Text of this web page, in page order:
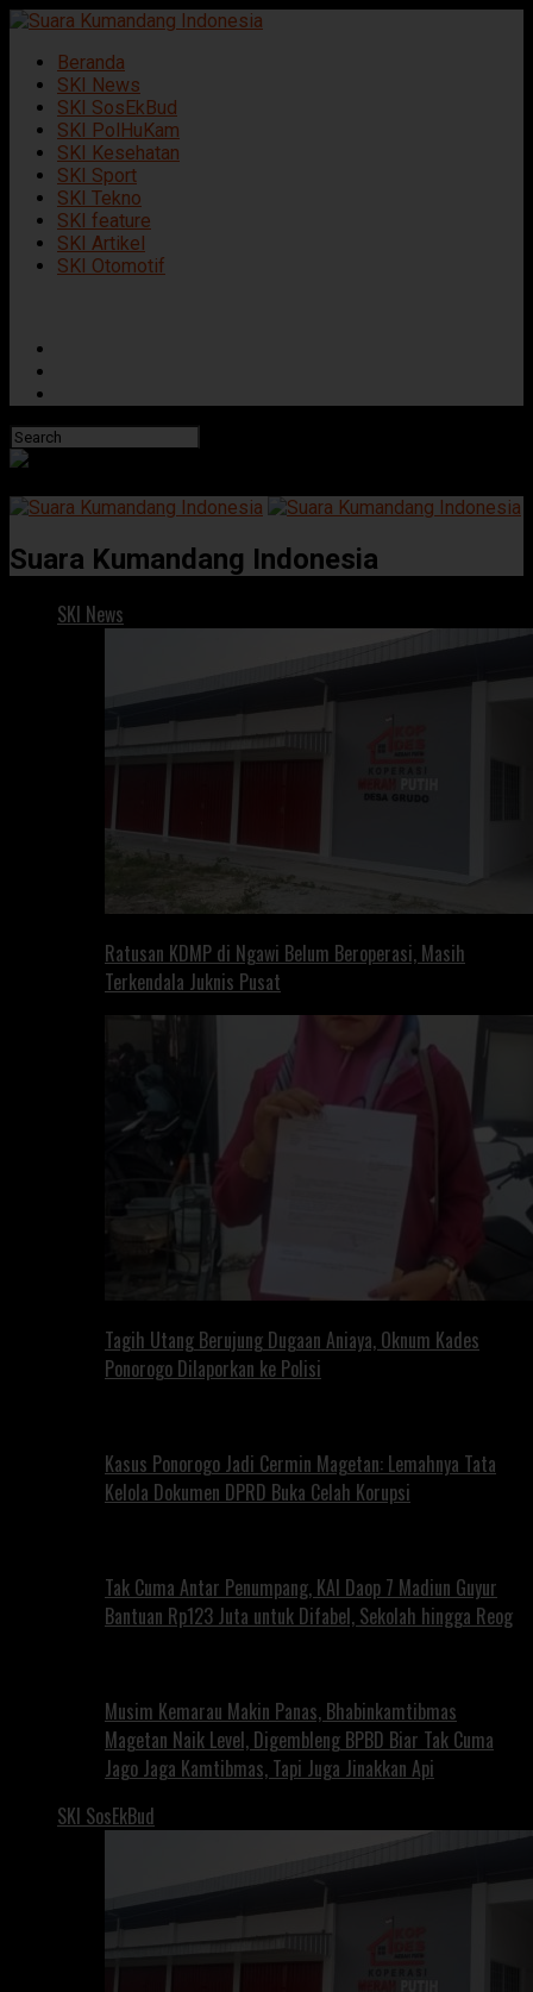
Beranda
SKI News
SKI SosEkBud
SKI PolHuKam
SKI Kesehatan
SKI Sport
SKI Tekno
SKI feature
SKI Artikel
SKI Otomotif
Suara Kumandang Indonesia
SKI News
Ratusan KDMP di Ngawi Belum Beroperasi, Masih
Terkendala Juknis Pusat
Tagih Utang Berujung Dugaan Aniaya, Oknum Kades
Ponorogo Dilaporkan ke Polisi
Kasus Ponorogo Jadi Cermin Magetan: Lemahnya Tata
Kelola Dokumen DPRD Buka Celah Korupsi
Tak Cuma Antar Penumpang, KAI Daop 7 Madiun Guyur
Bantuan Rp123 Juta untuk Difabel, Sekolah hingga Reog
Musim Kemarau Makin Panas, Bhabinkamtibmas
Magetan Naik Level, Digembleng BPBD Biar Tak Cuma
Jago Jaga Kamtibmas, Tapi Juga Jinakkan Api
SKI SosEkBud